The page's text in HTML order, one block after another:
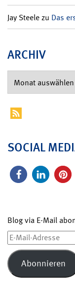
Jay Steelezu Das
ARCHIV
SOCIAL
Blog via E-Mail
E-
Mail-
Adresse
Abonnieren